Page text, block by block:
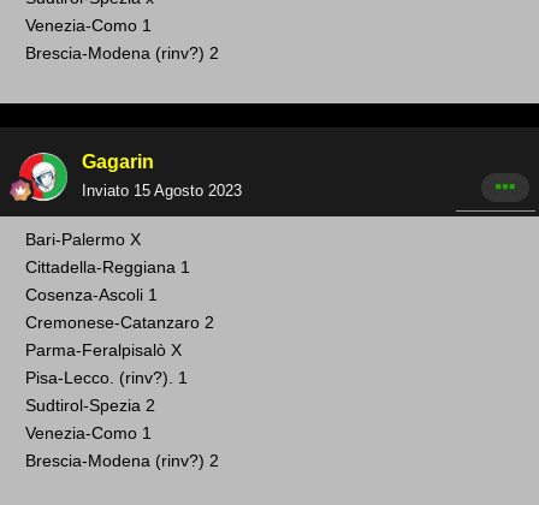
Venezia-Como 1
Brescia-Modena (rinv? ) 2
Gagarin
Inviato 15 Agosto 2023
Bari -Palermo X
Cittadella-Reg giana 1
Cosenza-Ascoli 1
Cremonese -Catanzaro 2
Parma-Feralpisalò X
Pisa-Lecco. (rinv?). 1
Sudtirol-Spezia 2
Venezia-Como 1
Brescia-Modena (rinv? ) 2